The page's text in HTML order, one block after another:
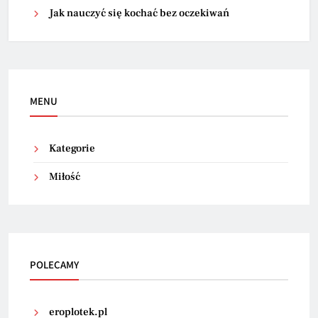
Jak nauczyć się kochać bez oczekiwań
MENU
Kategorie
Miłość
POLECAMY
eroplotek.pl